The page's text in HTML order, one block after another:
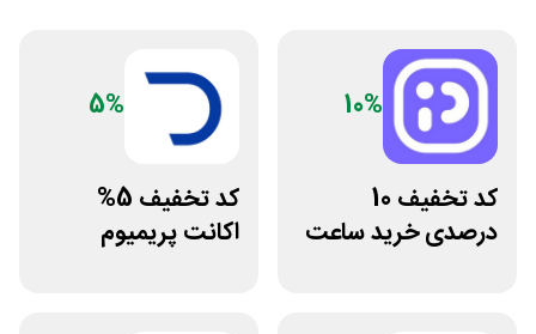
10%
کد تخفیف 10
درصدی خرید ساعت
5%
کد تخفیف 5%
اکانت پریمیوم